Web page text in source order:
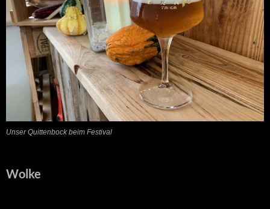
Unser Quittenbock beim Festival
Wolke